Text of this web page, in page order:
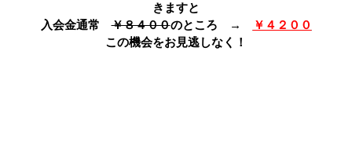
きますと
入会金通常￥８４００のところ →
￥４２００
この機会をお見逃しなく！